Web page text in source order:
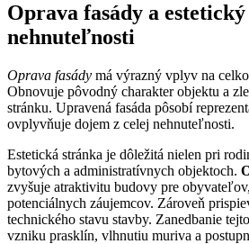
Oprava fasády a
nehnuteľnosti
Oprava fasády má výrazný vplyv na
Obnovuje pôvodný charakter objektu a
stránku. Upravená fasáda pôsobí
ovplyvňuje dojem z celej nehnuteľnosti.
Estetická stránka je dôležitá nielen pri
bytových a administratívnych objektoch.
zvyšuje atraktivitu budovy pre
potenciálnych záujemcov. Zároveň
technického stavu stavby. Zanedbanie
vzniku prasklín, vlhnutiu muriva a